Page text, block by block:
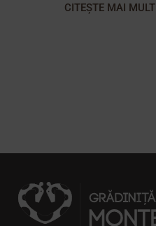
CITEȘTE MAI MULT